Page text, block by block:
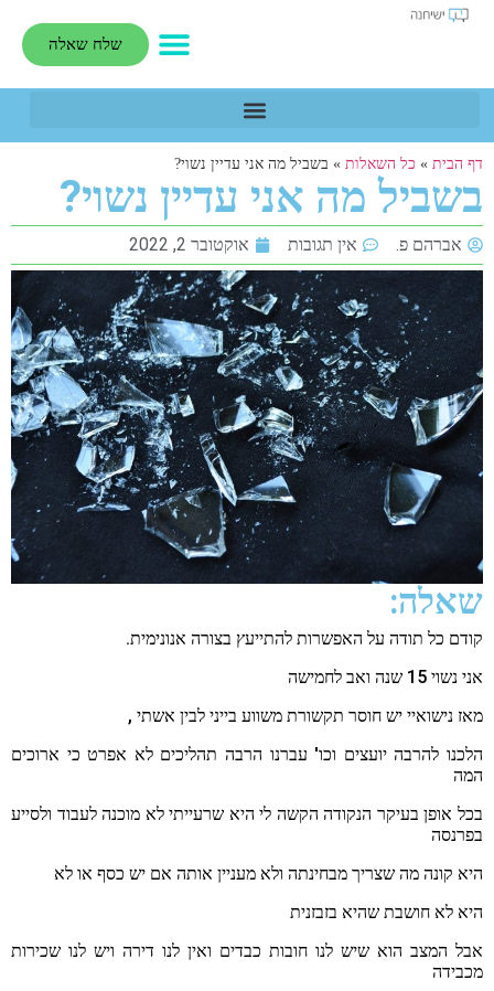
שלח שאלה
דף הבית » כל השאלות » בשביל מה אני עדיין נשוי?
בשביל מה אני עדיין נשוי?
אברהם פ. אין תגובות אוקטובר 2, 2022
שאלה:
קודם כל תודה על האפשרות להתייעץ בצורה אנונימית.
אני נשוי 15 שנה ואב לחמישה
מאז נישואיי יש חוסר תקשורת משווע בייני לבין אשתי ,
הלכנו להרבה יועצים וכו' עברנו הרבה תהליכים לא אפרט כי ארוכים
המה
בכל אופן בעיקר הנקודה הקשה לי היא שרעייתי לא מוכנה לעבוד ולסייע
בפרנסה
היא קונה מה שצריך מבחינתה ולא מעניין אותה אם יש כסף או לא
היא לא חושבת שהיא בזבזנית
אבל המצב הוא שיש לנו חובות כבדים ואין לנו דירה ויש לנו שכירות
מכבידה